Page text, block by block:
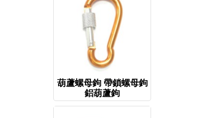
葫蘆螺母鉤 帶鎖螺母鉤
鋁葫蘆鉤